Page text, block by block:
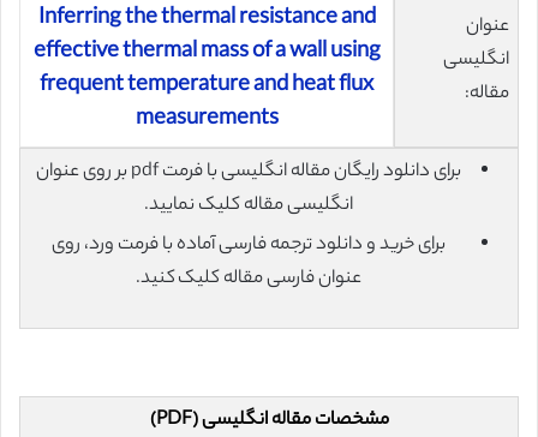
عنوان
انگلیسی
مقاله:
Inferring the thermal resistance and
effective thermal mass of a wall using
frequent temperature and heat flux
measurements
برای دانلود رایگان مقاله انگلیسی با فرمت pdf بر روی عنوان
انگلیسی مقاله کلیک نمایید.
برای خرید و دانلود ترجمه فارسی آماده با فرمت ورد، روی
عنوان فارسی مقاله کلیک کنید.
مشخصات مقاله انگلیسی (PDF)